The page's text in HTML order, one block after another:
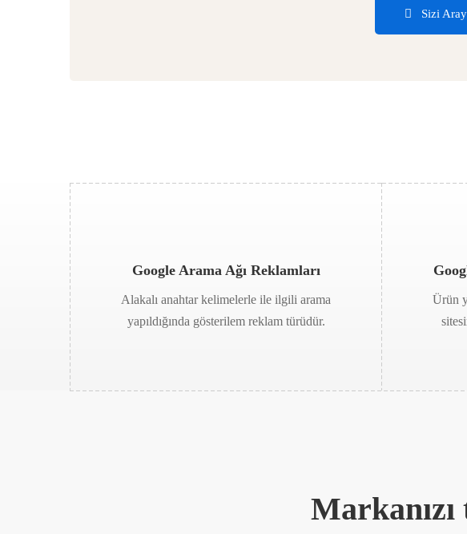
Sizi
Google Arama Ağı Reklamları
Alakalı anahtar kelimelerle ile ilgili arama
yapıldığında gösterilem reklam türüdür.
Ürün